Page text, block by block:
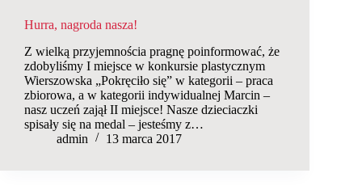
Hurra, nagroda nasza!
Z wielką przyjemnościa pragnę poinformować, że
zdobyliśmy I miejsce w konkursie plastycznym
Wierszowska „Pokręciło się” w kategorii – praca
zbiorowa, a w kategorii indywidualnej Marcin –
nasz uczeń zajął II miejsce! Nasze dzieciaczki
spisały się na medal – jesteśmy z…
admin
13 marca 2017